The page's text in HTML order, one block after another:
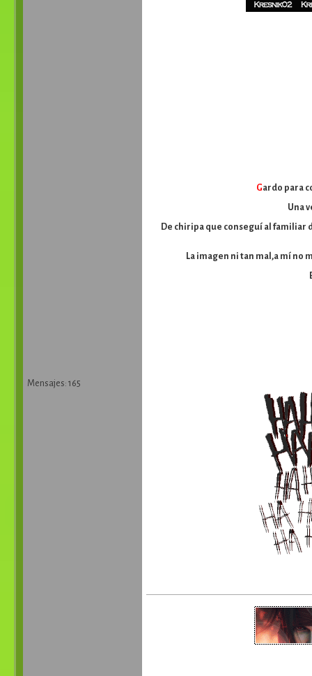
Mensajes: 165
Gardo para
Una
De chiripa que conseguí al familiar
La imagen ni tan mal,a mí no